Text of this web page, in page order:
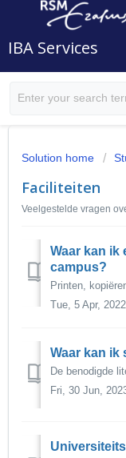
IBA Services
Solution home
Faciliteiten
Veelgestelde vragen
Waar kan ik
campus?
Tue, 5 Apr,
Waar kan ik
Fri, 30 Jun,